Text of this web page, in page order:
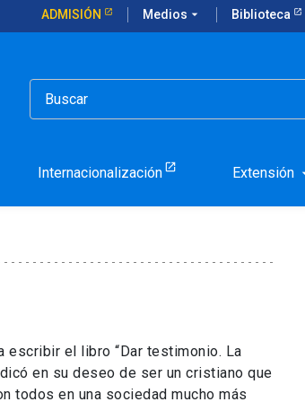
ADMISIÓN Medios arrow_drop_down Biblioteca
Internacionalización Extensión
presentó
escribir el libro “Dar testimonio. La
en su deseo de ser un cristiano que
todos en una sociedad mucho más